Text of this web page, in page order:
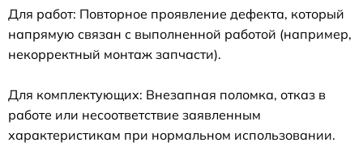
Для работ: Повторное проявление дефекта, который
напрямую связан с выполненной работой (например,
некорректный монтаж запчасти).
Для комплектующих: Внезапная поломка, отказ в
работе или несоответствие заявленным
характеристикам при нормальном использовании.